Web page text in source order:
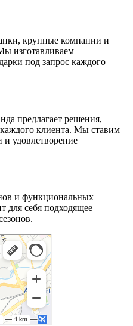
крупные компании и
изготавливаем
под запрос каждого
предлагает решения,
клиента. Мы ставим
и удовлетворение
и функциональных
для себя подходящее